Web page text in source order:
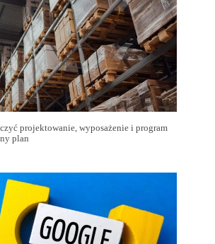
projektowanie, wyposażenie i program
plan